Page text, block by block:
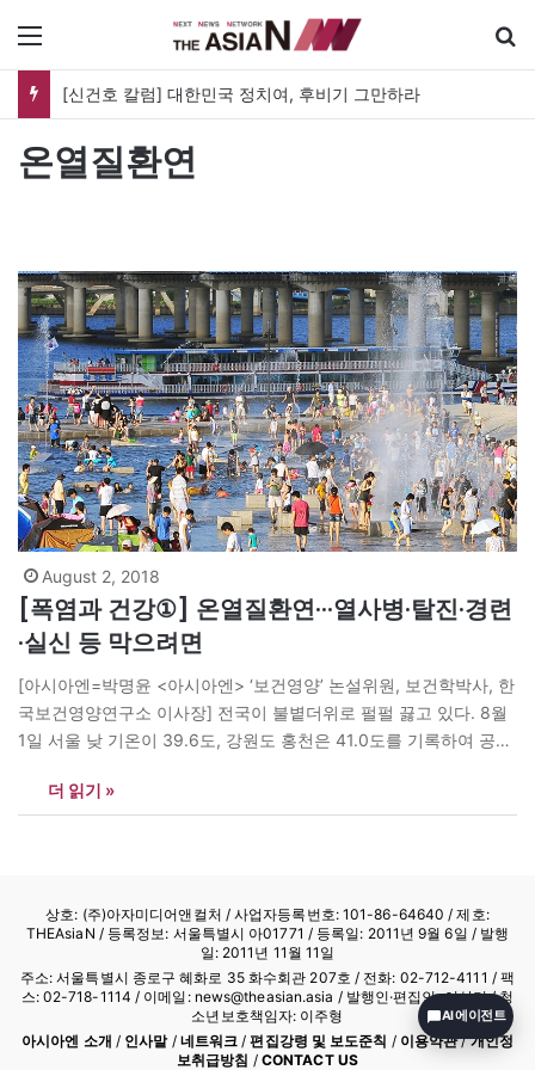
[신건호 칼럼] 대한민국 정치여, 후비기 그만하라
온열질환연
August 2, 2018
[폭염과 건강①] 온열질환연···열사병·탈진·경련
·실신 등 막으려면
[아시아엔=박명윤 <아시아엔> ‘보건영양’ 논설위원, 보건학박사, 한
국보건영양연구소 이사장] 전국이 불볕더위로 펄펄 끓고 있다. 8월
1일 서울 낮 기온이 39.6도, 강원도 홍천은 41.0도를 기록하여 공식
소의 분석에 따르면 폭염으로 교통사고가 지난해보다 약 8% 더 발
생했으며, 온도가 섭씨 1도 오를 때마다 교통사고는 1.2% 늘어났다
더 읽기 »
상호: (주)아자미디어앤컬처 /사업자등록번호: 101-86-64640 / 제호:
THEAsiaN / 등록정보: 서울특별시 아01771 / 등록일: 2011년 9월 6일 / 발행
일: 2011년 11월 11일
주소: 서울특별시 종로구 혜화로 35 화수회관 207호 / 전화: 02-712-4111 / 팩
스: 02-718-1114 / 이메일: news@theasian.asia / 발행인·편집인: 이상기 / 청
소년보호책임자: 이주형
아시아엔 소개 / 인사말/ 네트워크 /편집강령 및 보도준칙 / 이용약관/개인정
보취급방침 / CONTACT US
AI 에이전트